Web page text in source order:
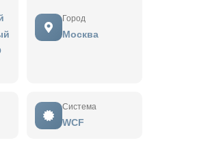
Город
Москва
Система
WCF